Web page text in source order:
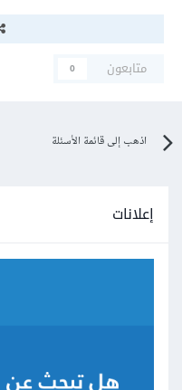
متابعون
0
اذهب إلى قائمة الأسئلة
إعلانات